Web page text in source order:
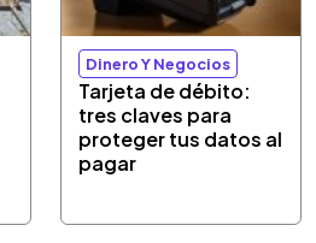
Dinero Y Negocios
Tarjeta de débito:
tres claves para
proteger tus datos al
pagar